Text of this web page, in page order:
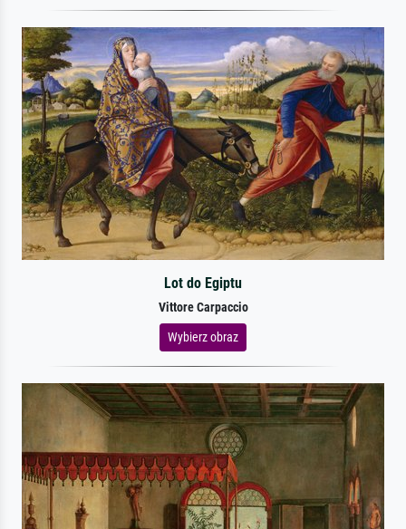
Lot do Egiptu
Vittore Carpaccio
Wybierz obraz